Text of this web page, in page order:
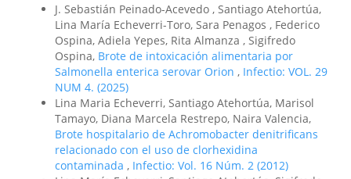
J. Sebastián Peinado-Acevedo , Santiago Atehortúa,
Lina María Echeverri-Toro, Sara Penagos , Federico
Ospina, Adiela Yepes, Rita Almanza , Sigifredo
Ospina, Brote de intoxicación alimentaria por
Salmonella enterica serovar Orion , Infectio: VOL. 29
NUM 4. (2025)
Lina Maria Echeverri, Santiago Atehortúa, Marisol
Tamayo, Diana Marcela Restrepo, Naira Valencia,
Brote hospitalario de Achromobacter denitrificans
relacionado con el uso de clorhexidina
contaminada , Infectio: Vol. 16 Núm. 2 (2012)